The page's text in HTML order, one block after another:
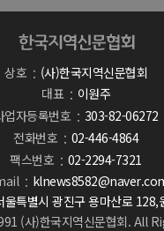
상호
(사)한국지역신문협회
대표
이원주
업자등록번호
303-82-06272
전화번호
02-446-4864
팩스번호
02-2294-7321
울특별시 광진구 용마산로 128,
(사)한국지역신문협회. All